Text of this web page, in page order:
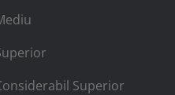
Superior